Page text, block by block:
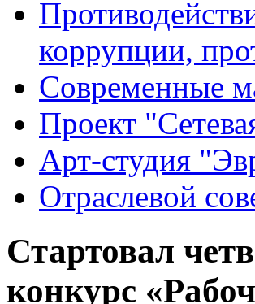
коррупции,
Современные
Проект
Арт-студия
Отраслевой
Стартовал
конкурс